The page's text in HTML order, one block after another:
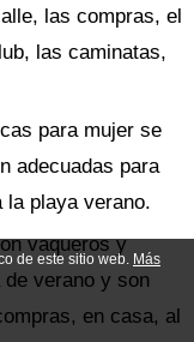
las compras, el
las caminatas,
para mujer se
adecuadas para
playa verano.
vaqueros y
verano y son
en casa, al
de este sitio web. Más